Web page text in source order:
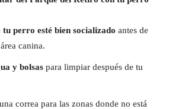
tu perro esté bien socializado antes de
canina.
y bolsas para limpiar después de tu
correa para las zonas donde no está